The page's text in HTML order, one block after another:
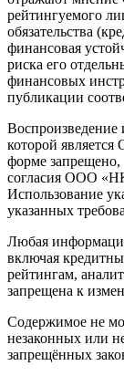
рейтингуемого
обязательства
финансовая
риска его
финансовых
публикации
Воспроизведение
которой
форме запрещено,
согласия ООО
Использование
указанных
Любая
включая
рейтингам,
запрещена к
Содержимое не
незаконных или
запрещённых